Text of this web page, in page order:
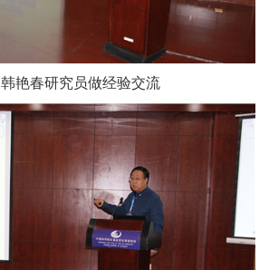
韩艳春研究员做经验交流